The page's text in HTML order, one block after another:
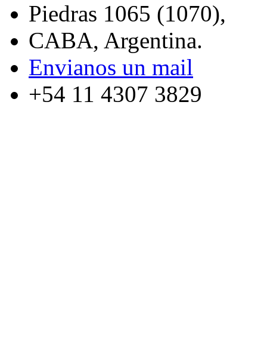
Piedras 1065 (1070),
CABA, Argentina.
Envianos un mail
+54 11 4307 3829